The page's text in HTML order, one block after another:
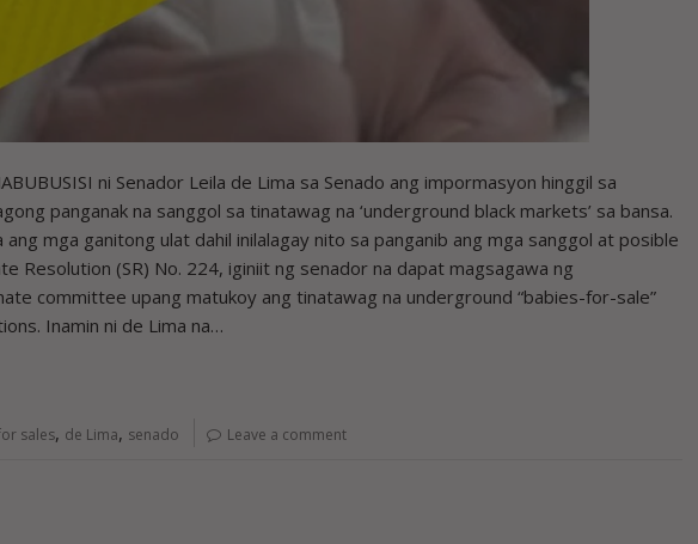
ni Senador Leila de Lima sa Senado ang impormasyon hinggil sa
panganak na sanggol sa tinatawag na ‘underground black markets’ sa bansa.
ang mga ganitong ulat dahil inilalagay nito sa panganib ang mga sanggol at posible
Resolution (SR) No. 224, iginiit ng senador na dapat magsagawa ng
committee upang matukoy ang tinatawag na underground “babies-for-sale”
Inamin ni de Lima na…
sales, de Lima, senado Leave a comment